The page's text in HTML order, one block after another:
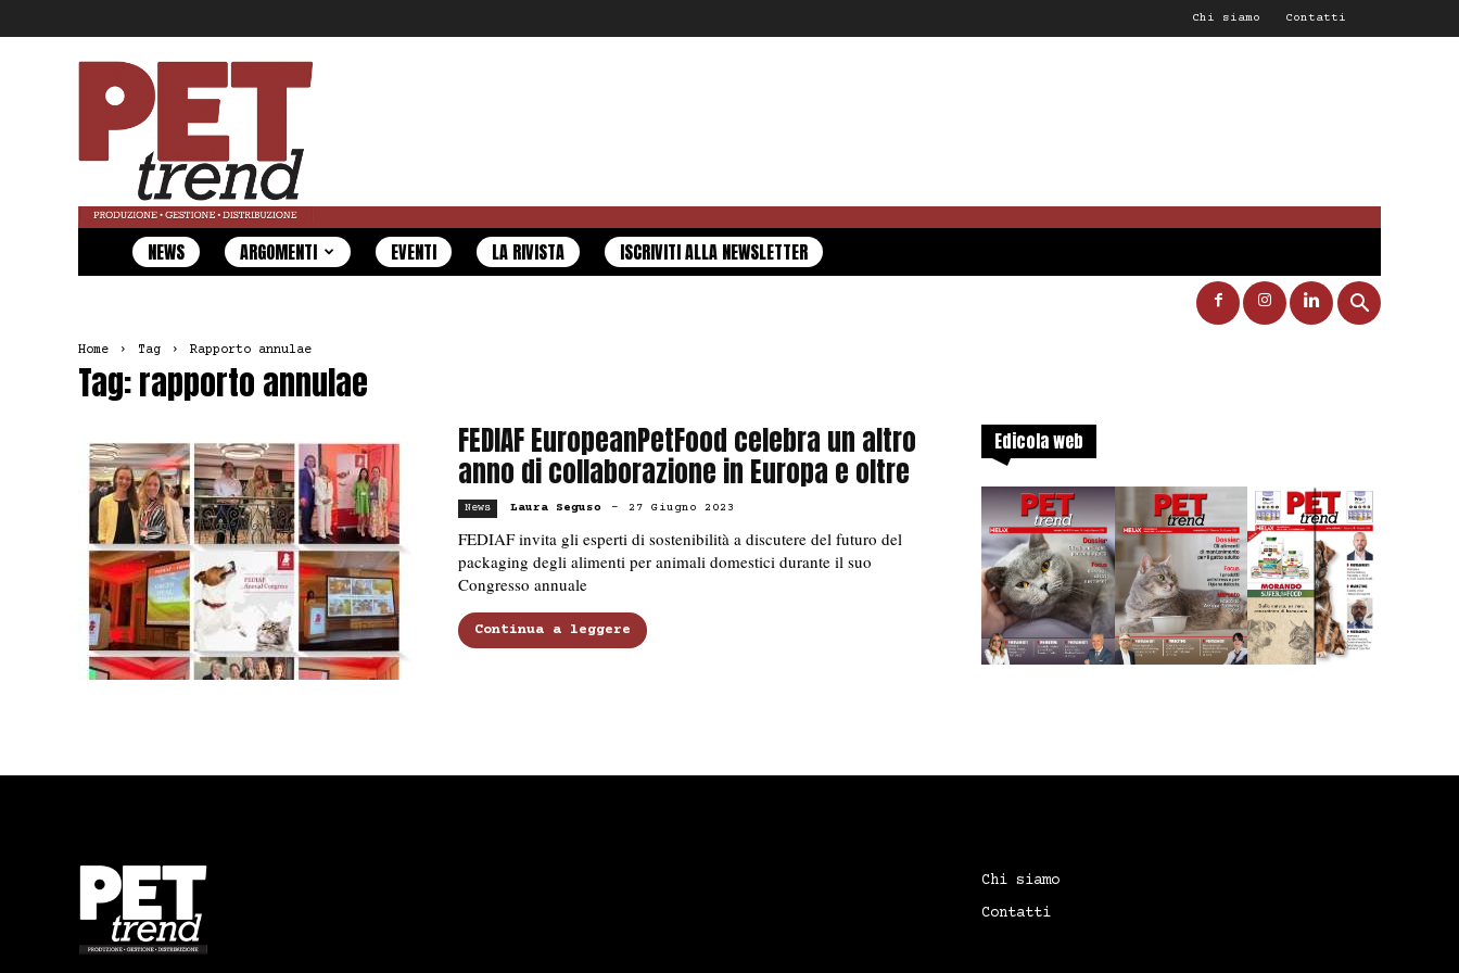
Chi siamo Contatti
Pet
Trend
NEWS ARGOMENTI EVENTI LA RIVISTA ISCRIVITI ALLA NEWSLETTER
Home Tag Rapporto annulae
Tag: rapporto annulae
FEDIAF EuropeanPetFood celebra un altro
anno di collaborazione in Europa e oltre
News Laura Seguso - 27 Giugno 2023
FEDIAF invita gli esperti di sostenibilità a discutere del futuro del
packaging degli alimenti per animali domestici durante il suo
Congresso annuale
Continua a leggere
Edicola web
Chi siamo
Contatti